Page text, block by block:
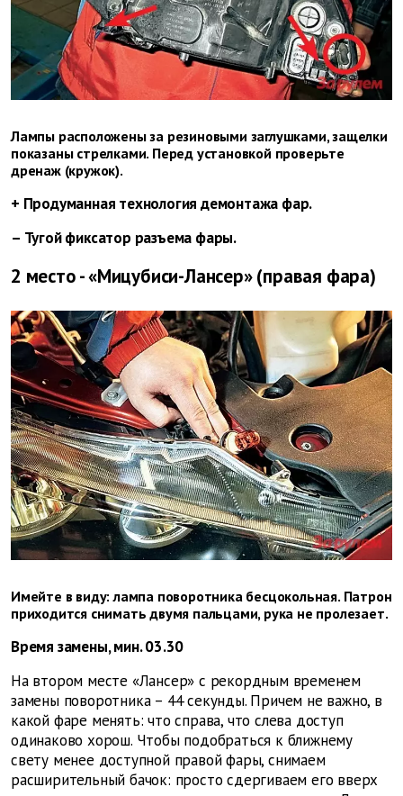
Лампы расположены за резиновыми заглушками, защелки
показаны стрелками. Перед установкой проверьте
дренаж (кружок).
+ Продуманная технология демонтажа фар.
– Тугой фиксатор разъема фары.
2 место - «Мицубиси-Лансер» (правая фара)
Имейте в виду: лампа поворотника бесцокольная. Патрон
приходится снимать двумя пальцами, рука не пролезает.
Время замены, мин. 03.30
На втором месте «Лансер» с рекордным временем
замены поворотника – 44 секунды. Причем не важно, в
какой фаре менять: что справа, что слева доступ
одинаково хорош. Чтобы подобраться к ближнему
свету менее доступной правой фары, снимаем
расширительный бачок: просто сдергиваем его вверх